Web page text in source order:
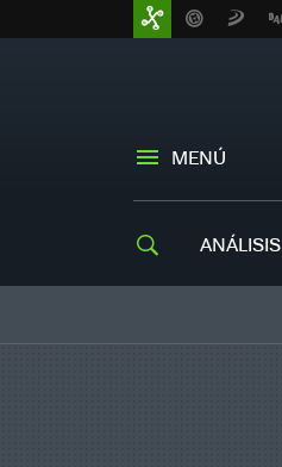
MENÚ
ANÁLISIS